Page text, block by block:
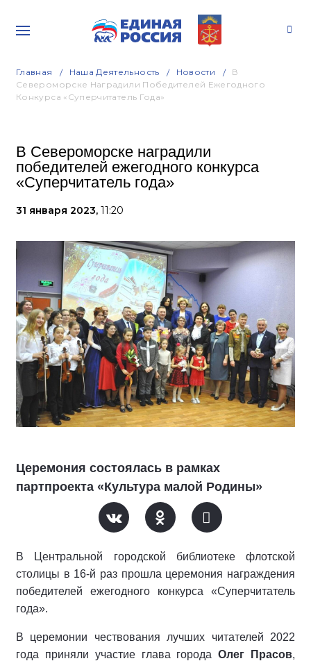
Главная Наша Деятельность Новости
В
Североморске Наградили Победителей Ежегодного
Конкурса «Суперчитатель Года»
В Североморске наградили
победителей ежегодного конкурса
«Суперчитатель года»
31 января 2023, 11:20
Церемония состоялась в рамках
партпроекта «Культура малой Родины»
В Центральной городской библиотеке флотской
столицы в 16-й раз прошла церемония награждения
победителей ежегодного конкурса «Суперчитатель
года».
В церемонии чествования лучших читателей 2022
года приняли участие глава городаОлег Прасов,